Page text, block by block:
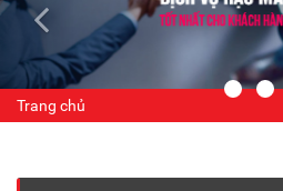
Trang chủ